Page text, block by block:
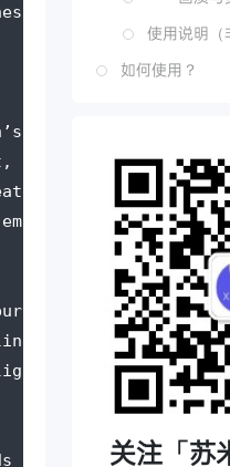
exclamation
feet, and near the
shorts, bag,
depth
energy
turquoise)
shadows on clothing
in the middle,
使用说明（
如何使用？
关注「苏